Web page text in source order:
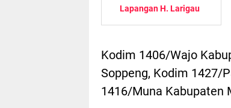
Lapangan H. Larigau
Kodim 1406/Wajo
Soppeng, Kodim 1427/
1416/Muna Kabupaten